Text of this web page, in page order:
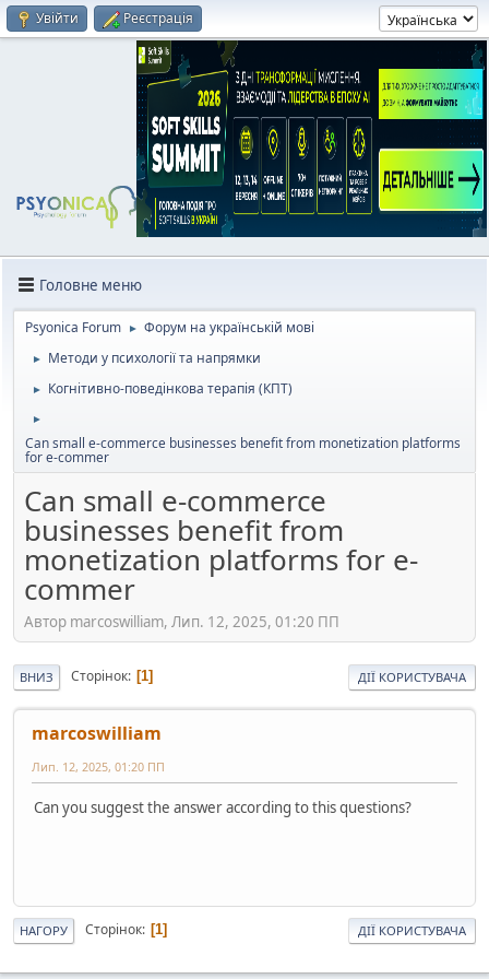
Увійти Реєстрація
Головне меню
Psyonica Forum ► Форум на українській мові
► Методи у психології та напрямки
► Когнітивно-поведінкова терапія (КПТ)
►
Can small e-commerce businesses benefit from monetization platforms
for e-commer
Can small e-commerce
businesses benefit from
monetization platforms for e-
commer
Автор marcoswilliam, Лип. 12, 2025, 01:20 ПП
ВНИЗ Сторінок 1 ДІЇ КОРИСТУВАЧА
marcoswilliam
Лип. 12, 2025, 01:20 ПП
Can you suggest the answer according to this questions?
НАГОРУ Сторінок 1 ДІЇ КОРИСТУВАЧА